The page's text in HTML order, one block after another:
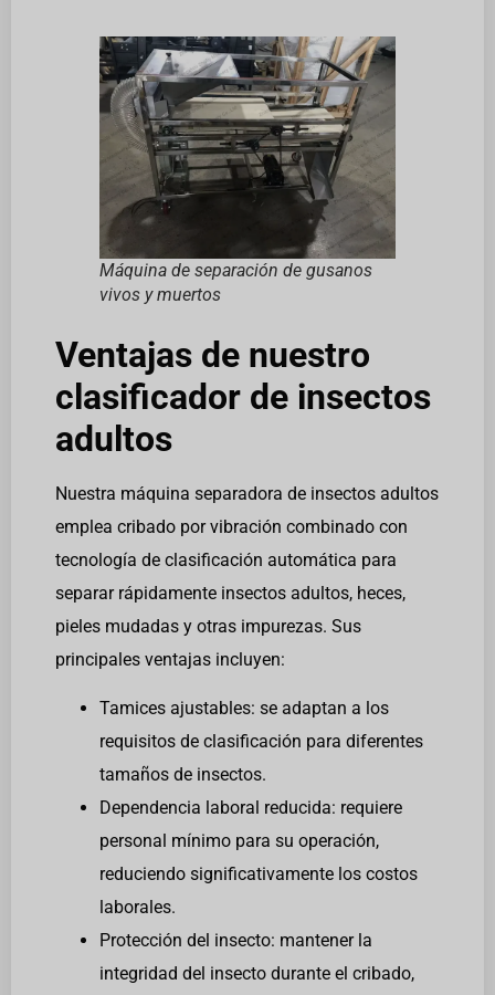
Máquina de separación de gusanos
vivos y muertos
Ventajas de nuestro
clasificador de insectos
adultos
Nuestra máquina separadora de insectos adultos
emplea cribado por vibración combinado con
tecnología de clasificación automática para
separar rápidamente insectos adultos, heces,
pieles mudadas y otras impurezas. Sus
principales ventajas incluyen:
Tamices ajustables: se adaptan a los
requisitos de clasificación para diferentes
tamaños de insectos.
Dependencia laboral reducida: requiere
personal mínimo para su operación,
reduciendo significativamente los costos
laborales.
Protección del insecto: mantener la
integridad del insecto durante el cribado,